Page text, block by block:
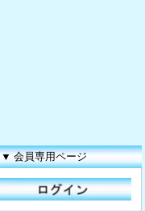
▼ 会員専用ページ